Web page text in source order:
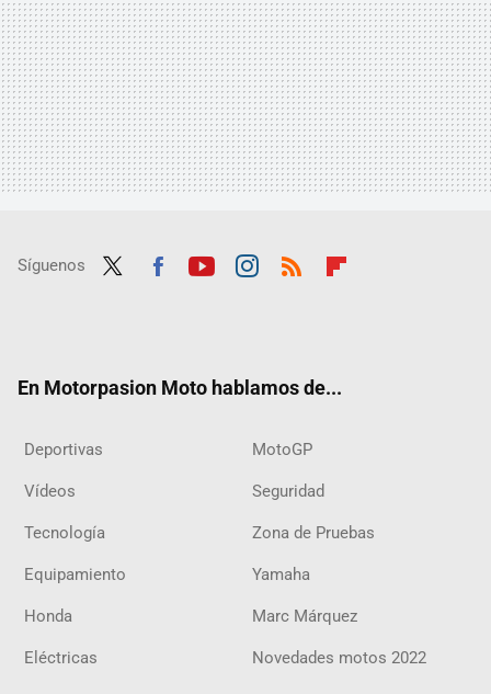
Síguenos
En Motorpasion Moto hablamos de...
Deportivas MotoGP
Vídeos Seguridad
Tecnología Zona de Pruebas
Equipamiento Yamaha
Honda Marc Márquez
Eléctricas Novedades motos 2022